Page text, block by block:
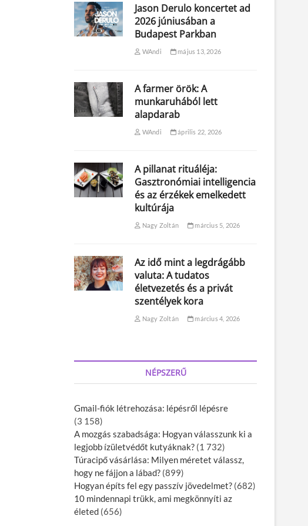
Jason Derulo koncertet ad
2026 júniusában a
Budapest Parkban
WAndi május 13, 2026
A farmer örök: A
munkaruhából lett
alapdarab
WAndi április 22, 2026
A pillanat rituáléja:
Gasztronómiai intelligencia
és az érzékek emelkedett
kultúrája
Nagy Zoltán március 5, 2026
Az idő mint a legdrágább
valuta: A tudatos
életvezetés és a privát
szentélyek kora
Nagy Zoltán március 4, 2026
NÉPSZERŰ
Gmail-fiók létrehozása: lépésről lépésre
(3 158)
A mozgás szabadsága: Hogyan válasszunk ki a
legjobb ízületvédőt kutyáknak? (1 732)
Túracipő vásárlása: Milyen méretet válassz,
hogy ne fájjon a lábad? (899)
Hogyan építs fel egy passzív jövedelmet? (682)
10 mindennapi trükk, ami megkönnyíti az
életed (656)